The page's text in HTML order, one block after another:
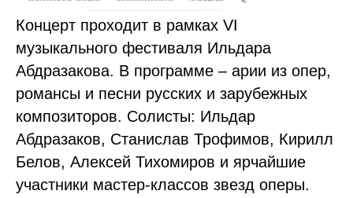
Концерт проходит в рамках VI
музыкального фестиваля Ильдара
Абдразакова. В программе – арии из опер,
романсы и песни русских и зарубежных
композиторов. Солисты: Ильдар
Абдразаков, Станислав Трофимов, Кирилл
Белов, Алексей Тихомиров и ярчайшие
участники мастер-классов звезд оперы.